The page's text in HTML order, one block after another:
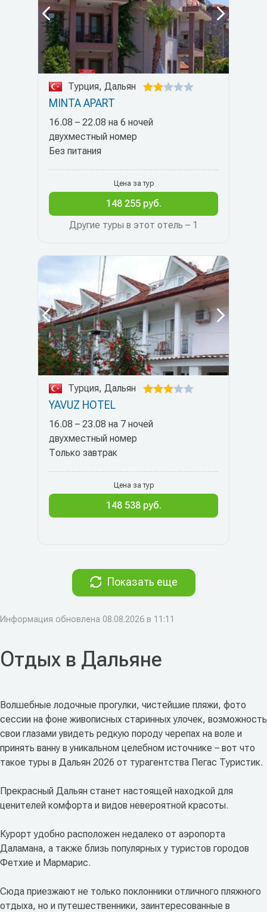
Турция, Дальян
MINTA APART
16.08 – 22.08 на 6 ночей
двухместный номер
Без питания
Другие туры в этот отель – 1
Цена за тур
148 255 руб.
Турция, Дальян
YAVUZ HOTEL
16.08 – 23.08 на 7 ночей
двухместный номер
Только завтрак
Цена за тур
148 538 руб.
Показать еще
Информация обновлена 08.08.2026 в 11:11
Отдых в Дальяне
Волшебные лодочные прогулки, чистейшие пляжи, фото
сессии на фоне живописных старинных улочек, возможность
свои глазами увидеть редкую породу черепах на воле и
принять ванну в уникальном целебном источнике – вот что
такое туры в Дальян 2026 от турагентства Пегас Туристик.
Прекрасный Дальян станет настоящей находкой для
ценителей комфорта и видов невероятной красоты.
Курорт удобно расположен недалеко от аэропорта
Даламана, а также близь популярных у туристов городов
Фетхие и Мармарис.
Сюда приезжают не только поклонники отличного пляжного
отдыха, но и путешественники, заинтересованные в